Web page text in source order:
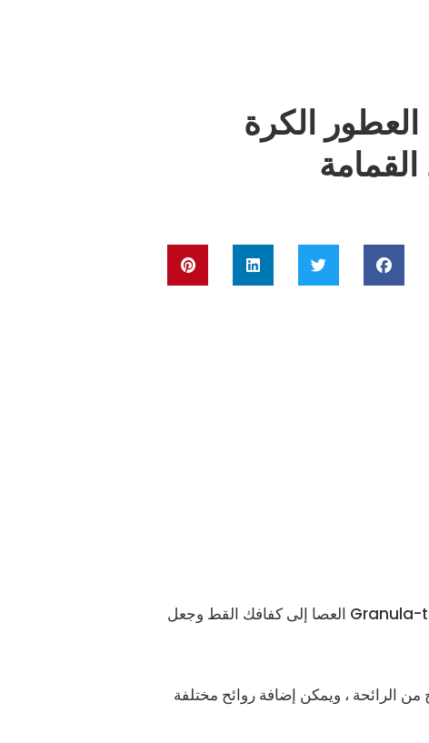
الكرة
تصميم خاص شكل مستدير Granula-tion Won’ t العصا إلى كفافك القط وجعل
الرائحة ، ويمكن إضافة روائح مختلفة